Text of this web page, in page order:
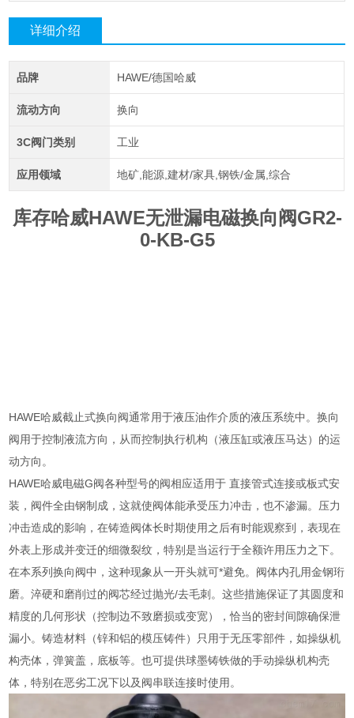
详细介绍
品牌 HAWE/德国哈威
流动方向 换向
3C阀门类别 工业
应用领域 地矿,能源,建材/家具,钢铁/金属,综合
库存哈威HAWE无泄漏电磁换向阀GR2-
0-KB-G5
HAWE哈威截止式换向阀通常用于液压油作介质的液压系统中。换向
阀用于控制液流方向，从而控制执行机构（液压缸或液压马达）的运
动方向。
HAWE哈威电磁G阀各种型号的阀相应适用于 直接管式连接或板式安
装，阀件全由钢制成，这就使阀体能承受压力冲击，也不渗漏。压力
冲击造成的影响，在铸造阀体长时期使用之后有时能观察到，表现在
外表上形成并变迁的细微裂纹，特别是当运行于全额许用压力之下。
在本系列换向阀中，这种现象从一开头就可*避免。阀体内孔用金钢珩
磨。淬硬和磨削过的阀芯经过抛光/去毛刺。这些措施保证了其圆度和
精度的几何形状（控制边不致磨损或变宽），恰当的密封间隙确保泄
漏小。铸造材料（锌和铝的模压铸件）只用于无压零部件，如操纵机
构壳体，弹簧盖，底板等。也可提供球墨铸铁做的手动操纵机构壳
体，特别在恶劣工况下以及阀串联连接时使用。